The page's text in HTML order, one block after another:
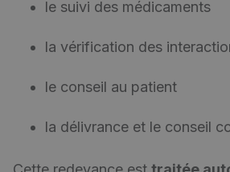
le suivi des médicaments
la vérification des
le conseil au patient
la délivrance et le conseil